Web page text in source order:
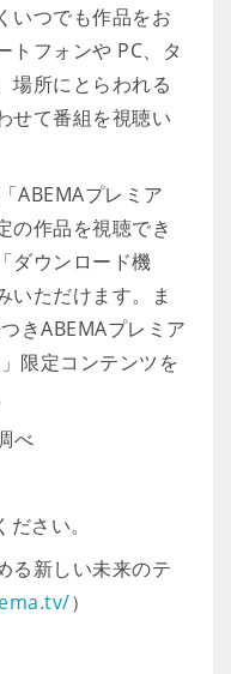
いつでも作品をお
トフォンや PC、タ
場所にとらわれる
せて番組を視聴い
ABEMAプレミア
の作品を視聴でき
ダウンロード機
いただけます。ま
きABEMAプレミア
限定コンテンツを
べ
さい。
る新しい未来のテ
）